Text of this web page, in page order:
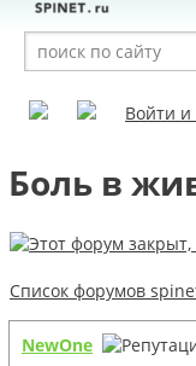
Войти
Боль в
Список форумов
NewOne